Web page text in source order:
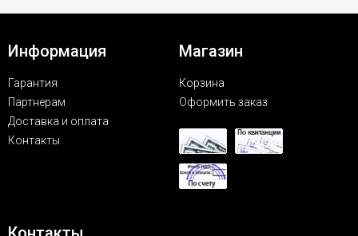
Информация
Гарантия
Партнерам
Доставка и оплата
Контакты
Магазин
Корзина
Оформить заказ